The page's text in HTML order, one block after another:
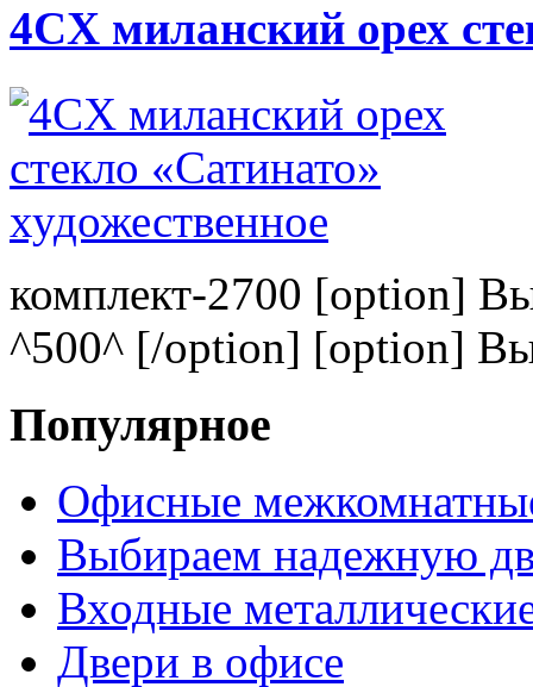
4CХ миланский орех
комплект-2700 [option]
^500^ [/option] [option]
Популярное
Офисные
Выбираем надежную
Входные
Двери в офисе